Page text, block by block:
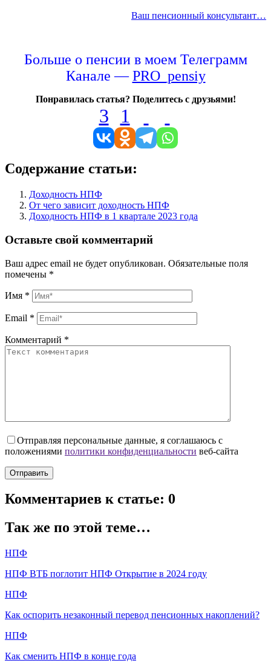
Ваш пенсионный консультант…
Больше о пенсии в моем Телеграмм
Канале —PRO_pensiy
Понравилась статья? Поделитесь с друзьями!
3 1
Содержание статьи:
Доходность НПФ
От чего зависит доходность НПФ
Доходность НПФ в 1 квартале 2023 года
Оставьте свой комментарий
Ваш адрес email не будет опубликован. Обязательные поля
помечены *
Имя *
Email *
Комментарий *
Отправляя персональные данные, я соглашаюсь с
положениями политики конфиденциальности веб-сайта
Комментариев к статье: 0
Так же по этой теме…
НПФ
НПФ ВТБ поглотит НПФ Открытие в 2024 году
НПФ
Как оспорить незаконный перевод пенсионных накоплений?
НПФ
Как сменить НПФ в конце года